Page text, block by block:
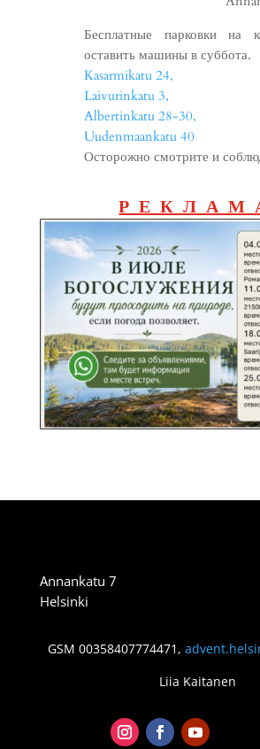
Бесплатные парковки на
оставить машины в суббота.
Kasarmikatu 24,
Laivurinkatu 3,
Albertinkatu 28-30,
Uudenmaankatu 40
Осторожно смотрите и
Annankatu 7
Helsinki
GSM00358407774471 ,
Liia Kaitanen